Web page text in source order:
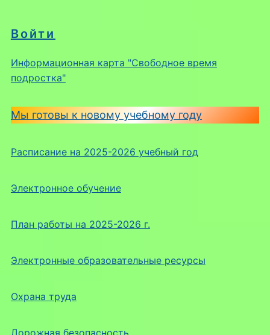
Войти
Информационная карта "Свободное время
подростка"
Мы готовы к новому учебному году
Расписание на 2025-2026 учебный год
Электронное обучение
План работы на 2025-2026 г.
Электронные образовательные ресурсы
Охрана труда
Дорожная безопасность